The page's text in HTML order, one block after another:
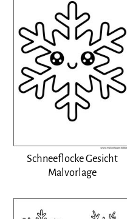
Schneeflocke Gesicht
Malvorlage